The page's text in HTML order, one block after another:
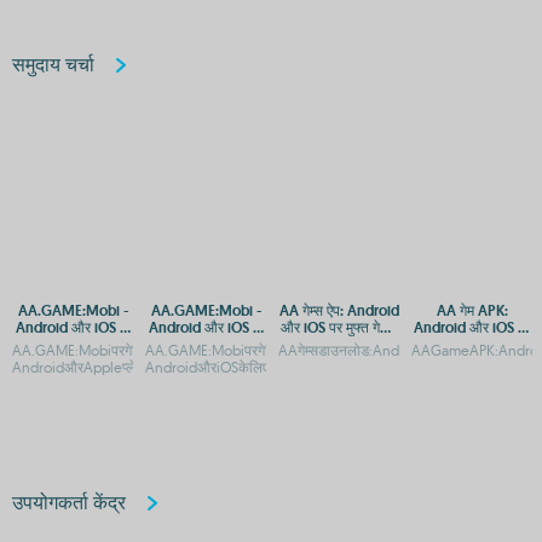
समुदाय चर्चा
AA.GAME:Mobi -
Android और iOS के
लिए ऐप डाउनलोड करें
AA.GAME:Mobiपरगेमिंगएप्सऔरAPKडाउनलोडकरें-
AndroidऔरAppleप्लेटफ़ॉर्मकेलिएAA.GAME:Mobiपरमोब
AA.GAME:Mobi -
Android और iOS के
लिए ऐप डाउनलोड करें
AA.GAME:Mobiपरगेमिंगऐप्सडाउनलोडकरें-
AndroidऔरiOSकेलिएएक्सेसAA.GAME:Mobiपरगेमिंगएप्सऔरAPK
AA गेम्स ऐप: Android
और iOS पर मुफ्त गेमिंग
का आनंद
AA गेम APK:
Android और iOS पर
मुफ्त गेम्स डाउनलोड
करें
उपयोगकर्ता केंद्र